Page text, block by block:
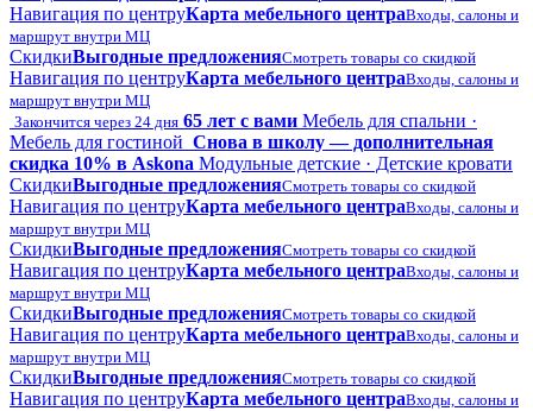
Навигация по центруКарта мебельного центраВходы, салоны и
маршрут внутри МЦ
СкидкиВыгодные предложенияСмотреть товары со скидкой
Навигация по центруКарта мебельного центраВходы, салоны и
маршрут внутри МЦ
Закончится через 24 дня 65 лет с вами Мебель для спальни ·
Мебель для гостиной Снова в школу — дополнительная
скидка 10% в Askona Модульные детские · Детские кровати
СкидкиВыгодные предложенияСмотреть товары со скидкой
Навигация по центруКарта мебельного центраВходы, салоны и
маршрут внутри МЦ
СкидкиВыгодные предложенияСмотреть товары со скидкой
Навигация по центруКарта мебельного центраВходы, салоны и
маршрут внутри МЦ
СкидкиВыгодные предложенияСмотреть товары со скидкой
Навигация по центруКарта мебельного центраВходы, салоны и
маршрут внутри МЦ
СкидкиВыгодные предложенияСмотреть товары со скидкой
Навигация по центруКарта мебельного центраВходы, салоны и